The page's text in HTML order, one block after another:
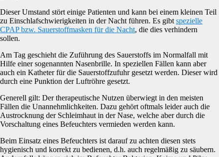
Dieser Umstand stört einige Patienten und kann bei einem kleinen Teil
zu Einschlafschwierigkeiten in der Nacht führen. Es gibt spezielle
CPAP bzw. Sauerstoffmasken für die Nacht, die dies verhindern
sollen.
Am Tag geschieht die Zuführung des Sauerstoffs im Normalfall mit
Hilfe einer sogenannten Nasenbrille. In speziellen Fällen kann aber
auch ein Katheter für die Sauerstoffzufuhr gesetzt werden. Dieser wird
durch eine Punktion der Luftröhre gesetzt.
Generell gilt: Der therapeutische Nutzen überwiegt in den meisten
Fällen die Unannehmlichkeiten. Dazu gehört oftmals leider auch die
Austrocknung der Schleimhaut in der Nase, welche aber durch die
Vorschaltung eines Befeuchters vermieden werden kann.
Beim Einsatz eines Befeuchters ist darauf zu achten diesen stets
hygienisch und korrekt zu bedienen, d.h. auch regelmäßig zu säubern.